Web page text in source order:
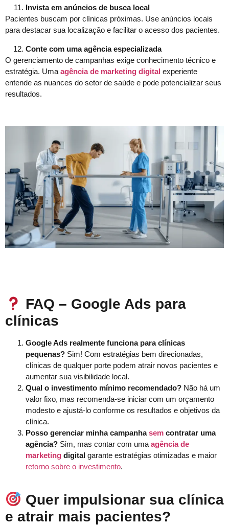
Invista em anúncios de busca local
Pacientes buscam por clínicas próximas. Use anúncios locais
para destacar sua localização e facilitar o acesso dos pacientes.
Conte com uma agência especializada
O gerenciamento de campanhas exige conhecimento técnico e
estratégia. Uma agência de marketing digital experiente
entende as nuances do setor de saúde e pode potencializar seus
resultados.
FAQ – Google Ads para
clínicas
Google Ads realmente funciona para clínicas
pequenas? Sim! Com estratégias bem direcionadas,
clínicas de qualquer porte podem atrair novos pacientes e
aumentar sua visibilidade local.
Qual o investimento mínimo recomendado? Não há um
valor fixo, mas recomenda-se iniciar com um orçamento
modesto e ajustá-lo conforme os resultados e objetivos da
clínica.
Posso gerenciar minha campanhasem contratar uma
agência? Sim, mas contar com umaagência de
marketing digital garante estratégias otimizadas e maior
retorno sobre o investimento.
Quer impulsionar sua clínica
e atrair mais pacientes?